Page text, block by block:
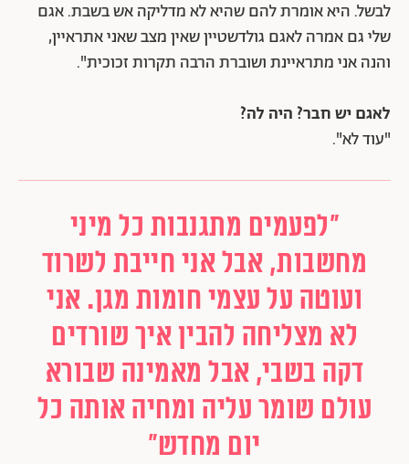
לבשל. היא אומרת להם שהיא לא מדליקה אש בשבת. אגם
שלי גם אמרה לאגם גולדשטיין שאין מצב שאני אתראיין,
והנה אני מתראיינת ושוברת הרבה תקרות זכוכית".
לאגם יש חבר? היה לה?
"עוד לא".
"לפעמים מתגנבות כל מיני
מחשבות, אבל אני חייבת לשרוד
ועוטה על עצמי חומות מגן. אני
לא מצליחה להבין איך שורדים
דקה בשבי, אבל מאמינה שבורא
עולם שומר עליה ומחיה אותה כל
יום מחדש"